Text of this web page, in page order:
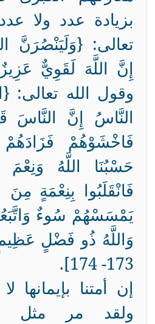
بزيادة عدد ولا
تعالى: {وَلَيَنْصُرَنَّ
وقول الله تعالى:
النَّاسُ إِنَّ النَّاسَ
فَاخْشَوْهُمْ فَزَادَهُمْ
فَانْقَلَبُوا بِنِعْمَةٍ
يَمْسَسْهُمْ سُوءٌ
وَاللَّهُ ذُو فَضْلٍ
173- 174].
إن أمتنا بإيمانها
ولقد مر مثل